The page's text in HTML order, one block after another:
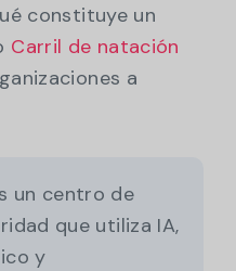
constituye un
Carril de natación
a
un centro de
que utiliza IA,
y